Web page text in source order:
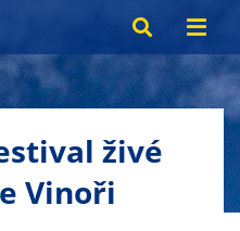
živé
Vinoři